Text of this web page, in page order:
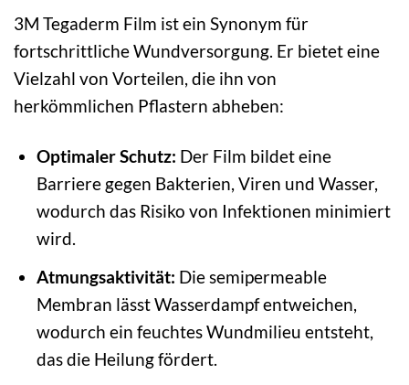
3M Tegaderm Film ist ein Synonym für
fortschrittliche Wundversorgung. Er bietet eine
Vielzahl von Vorteilen, die ihn von
herkömmlichen Pflastern abheben:
Optimaler Schutz: Der Film bildet eine
Barriere gegen Bakterien, Viren und Wasser,
wodurch das Risiko von Infektionen minimiert
wird.
Atmungsaktivität: Die semipermeable
Membran lässt Wasserdampf entweichen,
wodurch ein feuchtes Wundmilieu entsteht,
das die Heilung fördert.